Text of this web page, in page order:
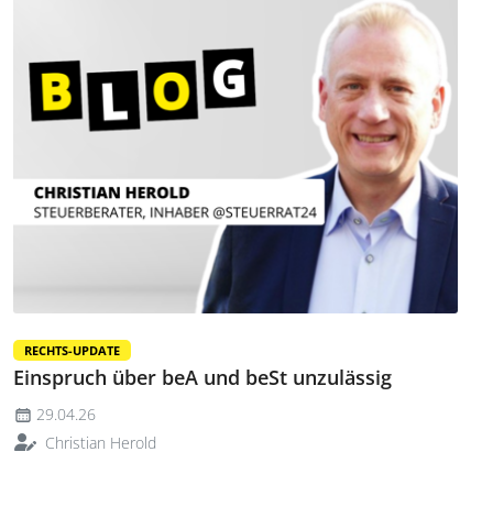
RECHTS-UPDATE
Einspruch über beA und beSt unzulässig
29.04.26
Christian Herold